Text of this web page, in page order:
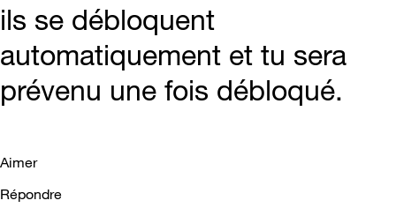
ils se débloquent
automatiquement et tu sera
prévenu une fois débloqué.
Aimer
Répondre